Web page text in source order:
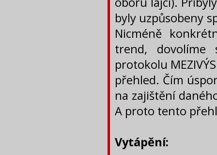
byly uzpůsobeny
Nicméně
trend,
protokolu
přehled. Čím
na zajištění
A proto tento
Vytápění: